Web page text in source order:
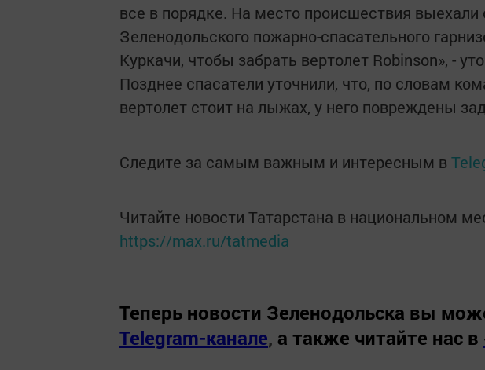
все в порядке. На место происшествия выехали
Зеленодольского пожарно-спасательного
Куркачи, чтобы забрать вертолет Robinson», -
Позднее спасатели уточнили, что, по словам
вертолет стоит на лыжах, у него повреждены
Следите за самым важным и интересным в
Читайте новости Татарстана в национальном
https://max.ru/tatmedia
Теперь новости Зеленодольска вы
Telegram-канале, а также читайте нас в